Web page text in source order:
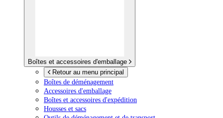
Boîtes et accessoires d'emballage
Retour au menu principal
Boîtes de déménagement
Accessoires d'emballage
Boîtes et accessoires d'expédition
Housses et sacs